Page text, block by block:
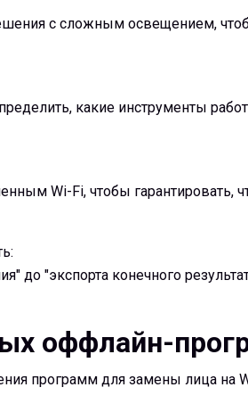
с сложным освещением,
какие инструменты
Wi-Fi, чтобы
до "экспорта конечного
оффлайн-
программ для замены лица на